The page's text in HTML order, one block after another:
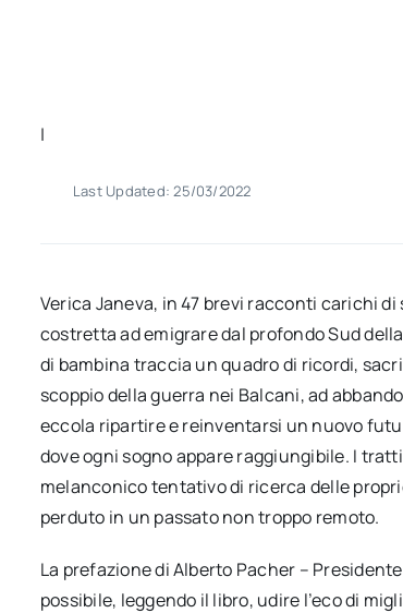
|
Last Updated: 25/03/2022
Verica Janeva, in 47 brevi racconti carichi
costretta ad emigrare dal profondo Sud
di bambina traccia un quadro di ricordi,
scoppio della guerra nei Balcani, ad
eccola ripartire e reinventarsi un nuovo
dove ogni sogno appare raggiungibile. I
melanconico tentativo di ricerca delle
perduto in un passato non troppo remoto.
La prefazione di Alberto Pacher –
possibile, leggendo il libro, udire l’eco di